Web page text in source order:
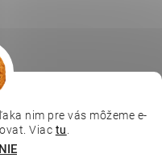
Online kosmetické kurzy |
Baché
nim pre vás môžeme e-
Viac tu